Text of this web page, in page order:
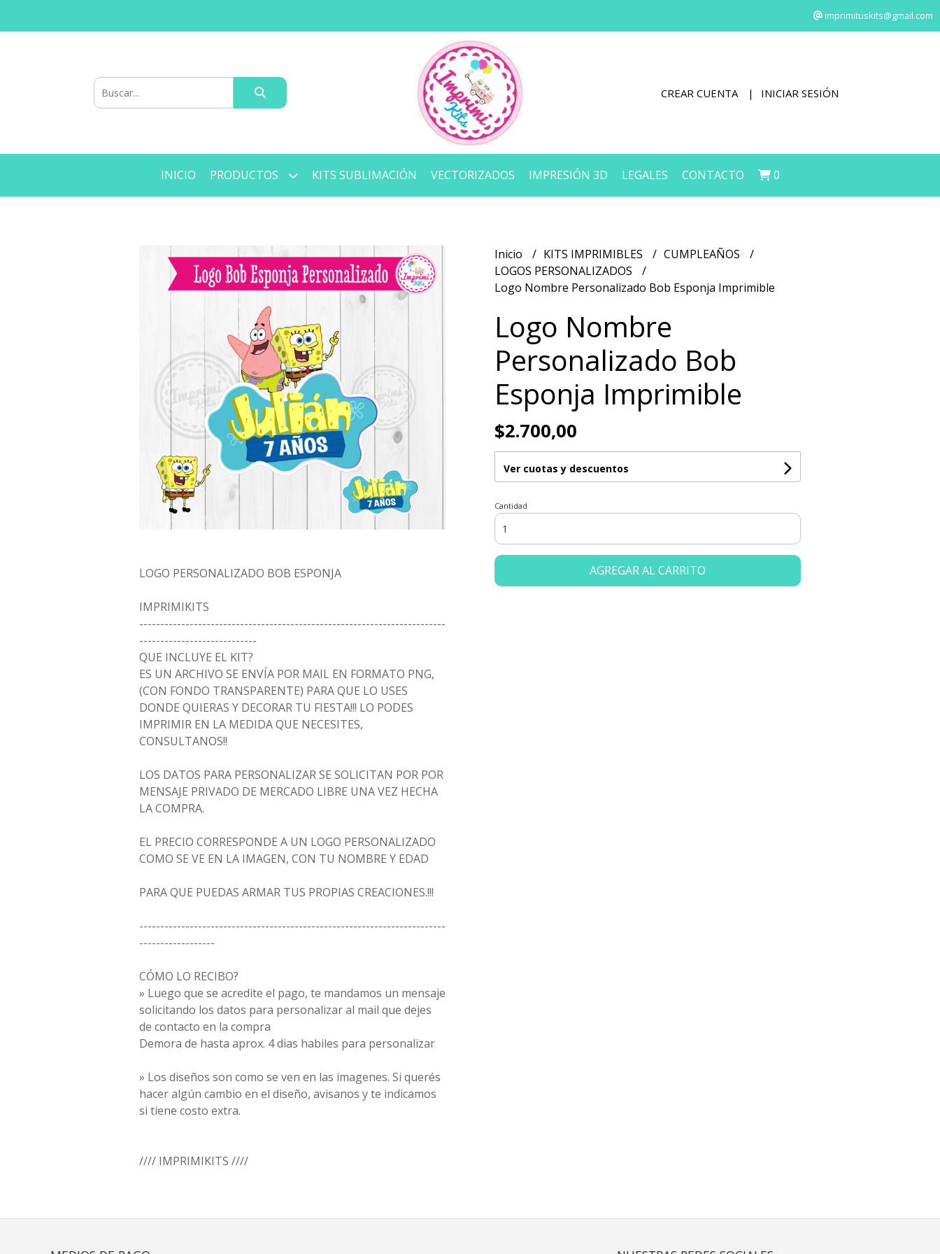
imprimituskits@gmail.com
CREAR CUENTA INICIAR SESIÓN
INICIO PRODUCTOS KITS SUBLIMACIÓN VECTORIZADOS IMPRESIÓN 3D LEGALES CONTACTO 0
LOGO PERSONALIZADO BOB ESPONJA
IMPRIMIKITS
-------------------------------------------------------------------------
----------------------------
QUE INCLUYE EL KIT?
ES UN ARCHIVO SE ENVÍA POR MAIL EN FORMATO PNG,
(CON FONDO TRANSPARENTE) PARA QUE LO USES
DONDE QUIERAS Y DECORAR TU FIESTA!!! LO PODES
IMPRIMIR EN LA MEDIDA QUE NECESITES,
CONSULTANOS!!
LOS DATOS PARA PERSONALIZAR SE SOLICITAN POR POR
MENSAJE PRIVADO DE MERCADO LIBRE UNA VEZ HECHA
LA COMPRA.
EL PRECIO CORRESPONDE A UN LOGO PERSONALIZADO
COMO SE VE EN LA IMAGEN, CON TU NOMBRE Y EDAD
PARA QUE PUEDAS ARMAR TUS PROPIAS CREACIONES.!!!
-------------------------------------------------------------------------
------------------
CÓMO LO RECIBO?
» Luego que se acredite el pago, te mandamos un mensaje
solicitando los datos para personalizar al mail que dejes
de contacto en la compra
Demora de hasta aprox. 4 dias habiles para personalizar
» Los diseños son como se ven en las imagenes. Si querés
hacer algún cambio en el diseño, avisanos y te indicamos
si tiene costo extra.
//// IMPRIMIKITS ////
Inicio KITS IMPRIMIBLES
CUMPLEAÑOS
LOGOS PERSONALIZADOS
Logo Nombre Personalizado Bob Esponja Imprimible
Logo Nombre
Personalizado Bob
Esponja Imprimible
$2.700,00
Ver cuotas y descuentos
Cantidad
AGREGAR AL CARRITO